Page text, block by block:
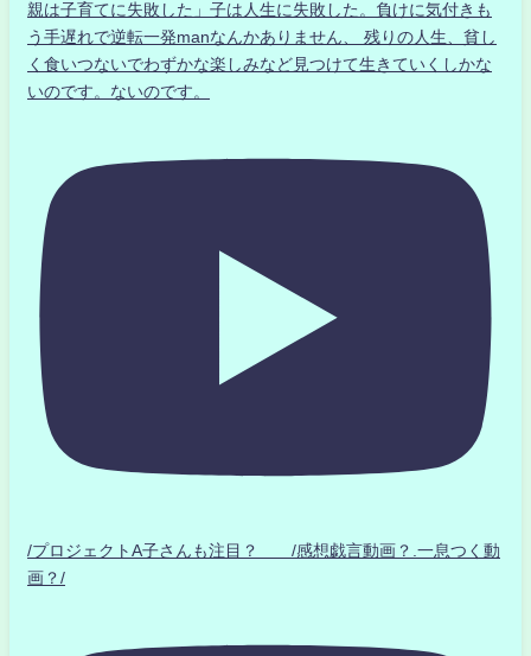
親は子育てに失敗した」子は人生に失敗した。負けに気付きも
う手遅れで逆転一発manなんかありません、 残りの人生、貧し
く食いつないでわずかな楽しみなど見つけて生きていくしかな
いのです。ないのです。
/プロジェクトA子さんも注目？ /感想戯言動画？.一息つく動
画？/